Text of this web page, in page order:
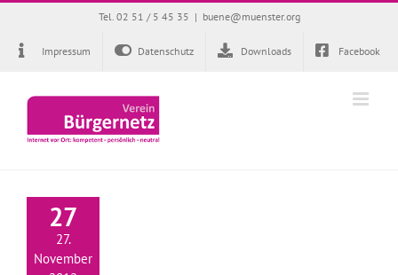
Zum
springen
Tel. 02 51 / 5 45 35 | buene@muenster.org
Impressum Datenschutz Downloads Facebook
27
27.
November